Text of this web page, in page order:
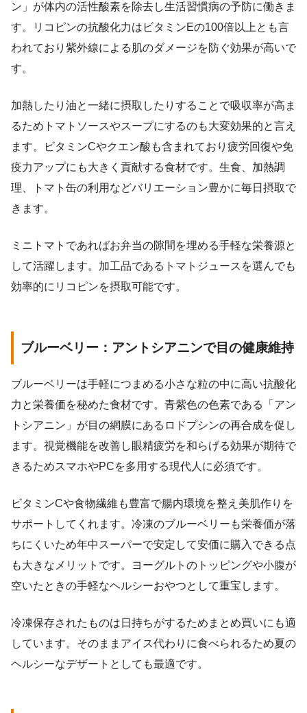
ン」が体内の活性酸素を除去し生活習慣病の予防に働きま
す。リコピンの抗酸化力はビタミンEの100倍以上とも言
われており紫外線による肌のダメージを防ぐ効果が高いで
す。
加熱したり油と一緒に摂取したりすることで吸収率が高ま
るためトマトソースやスープにするのも大変効果的と言え
ます。ビタミンCやクエン酸も含まれており疲労回復や免
疫力アップにも大きく貢献する食材です。生食、加熱調
理、トマト缶の利用などバリエーション豊かに毎日摂取で
きます。
ミニトマトであればお弁当の隙間を埋める手軽な栄養源と
して活躍します。加工品であるトマトジュースを選んでも
効率的にリコピンを摂取可能です。
ブルーベリー：アントシアニンで目の健康維持
ブルーベリーは手軽につまめる小さな粒の中に高い抗酸化
力と栄養価を秘めた食材です。青紫色の色素である「アン
トシアニン」が目の網膜にあるロドプシンの再合成を促し
ます。視覚機能を改善し眼精疲労を和らげる効果が期待で
きるためスマホやPCを多用する現代人に必須です。
ビタミンCや食物繊維も豊富で腸内環境を整え美肌作りを
サポートしてくれます。冷凍のブルーベリーも栄養価が落
ちにくいため年中スーパーで安定して安価に購入できる点
も大きなメリットです。ヨーグルトのトッピングや小腹が
空いたときの手軽なヘルシーおやつとして重宝します。
冷凍保存されたものは日持ちがするためまとめ買いにも適
しています。そのままアイス代わりに食べられるため夏の
ヘルシーなデザートとしても最適です。